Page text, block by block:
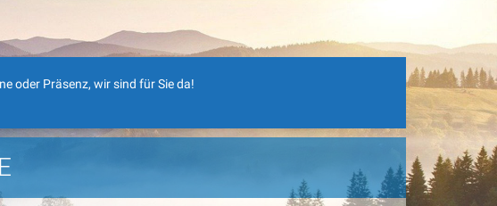
oder Präsenz, wir sind für Sie da!